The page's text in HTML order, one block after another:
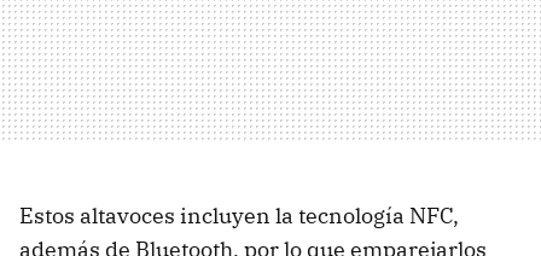
Estos altavoces incluyen la tecnología NFC,
además de Bluetooth, por lo que emparejarlos